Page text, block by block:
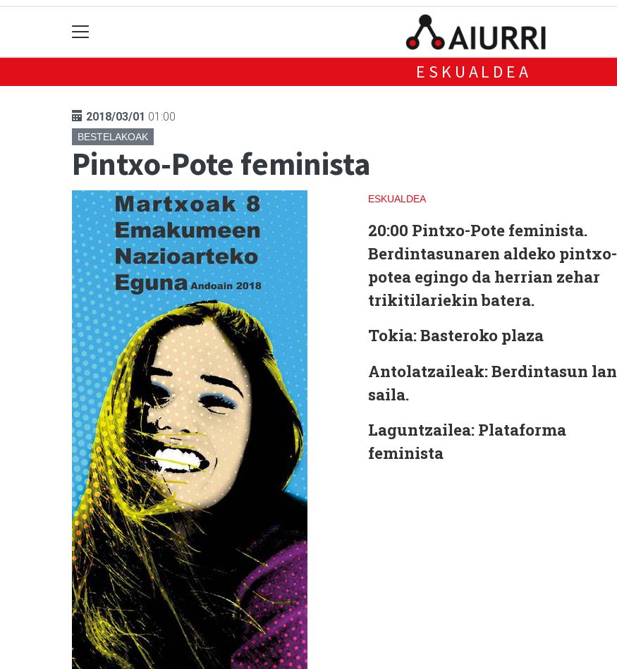
ESKUALDEA
2018/03/01 01:00
BESTELAKOAK
Pintxo-Pote feminista
ESKUALDEA
20:00 Pintxo-Pote feminista.
Berdintasunaren aldeko pintxo-
potea egingo da herrian zehar
trikitilariekin batera.
Tokia:Basteroko plaza
Antolatzaileak:Berdintasun lan
saila.
Laguntzailea: Plataforma
feminista